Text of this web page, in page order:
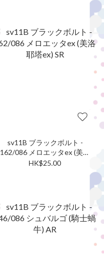
sv11B ブラックボルト -
162/086 メロエッタex (美洛
耶塔ex) SR
HK$25.00